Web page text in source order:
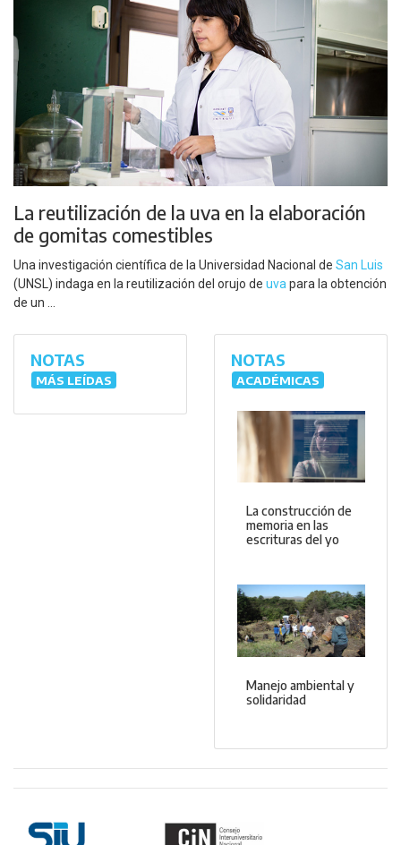
La reutilización de la uva en la elaboración
de gomitas comestibles
Una investigación científica de la Universidad Nacional de San Luis
(UNSL) indaga en la reutilización del orujo de uva para la obtención
de un ...
NOTAS
MÁS LEÍDAS
NOTAS
ACADÉMICAS
La construcción de
memoria en las
escrituras del yo
Manejo ambiental y
solidaridad